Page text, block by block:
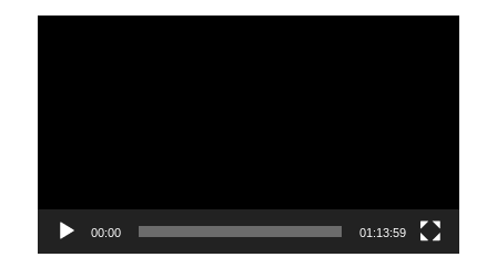
00:00 01:13:59